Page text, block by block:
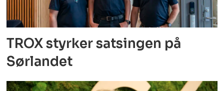
TROX styrker satsingen på
Sørlandet